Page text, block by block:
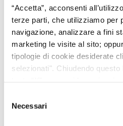
“Accetta”, acconsenti
terze parti, che utilizziamo per
navigazione, analizzare a fini
marketing le visite al sito;
tipologie di cookie desiderate
selezionati". Chiudendo
modificare le tue preferenze in
link “Impostazione dei
delNecessari
50% dei costi sostenuti e
massimo pari a: 2500 euro per
fino a giorni due, per quelle che
compresi, 5.000 euro e 7.000
superiore a cinque giorni.
decentramento Paola Mar – la